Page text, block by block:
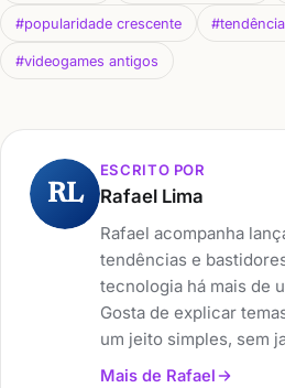
#popularidade crescente
#videogames antigos
RL
ESCRITO POR
Rafael Lima
Rafael acompanha
tendências e
tecnologia há mais de
Gosta de explicar
um jeito simples, sem
Mais de Rafael